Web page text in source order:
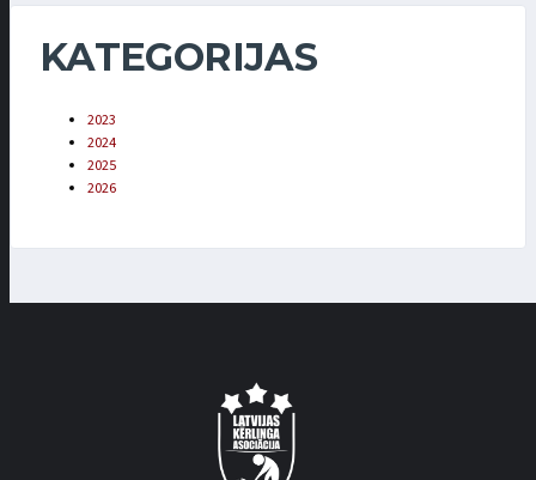
KATEGORIJAS
2023
2024
2025
2026